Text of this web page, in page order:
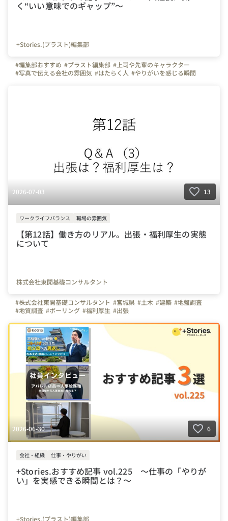
く“いい意味でのギャップ”～
+Stories.(プラスト)編集部
#編集部おすすめ #プラスト編集部 #上司や先輩のキャラクター
#写真で伝える会社の雰囲気 #はたらく人 #やりがいを感じる瞬間
2026-07-03 13
ワークライフバランス 職場の雰囲気
【第12話】働き方のリアル。出張・福利厚生の実態
について
株式会社東開基礎コンサルタント
#株式会社東開基礎コンサルタント #宮城県 #土木 #建築 #地盤調査
#地質調査 #ボーリング #福利厚生 #出張
2026-06-30 6
会社・組織 仕事・やりがい
+Stories.おすすめ記事 vol.225 ～仕事の「やりが
い」を実感できる瞬間とは？～
+Stories.(プラスト)編集部